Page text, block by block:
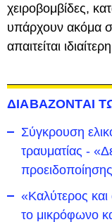
χειροβομβίδες,
υπάρχουν ακόμα
απαιτείται
ΔΙΑΒΑΖΟΝΤΑΙ
Σύγκρουση
τραυματίας -
«Καλύτερος
το μικρόφωνο